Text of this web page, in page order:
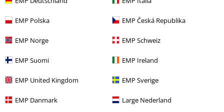
EMP Polska EMP Česká Republika
EMP Norge EMP Schweiz
EMP Suomi EMP Ireland
EMP United Kingdom EMP Sverige
EMP Danmark Large Nederland
Frakr 219.95